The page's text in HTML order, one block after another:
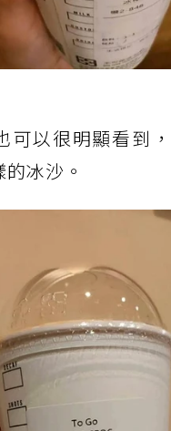
可以很明顯看到
冰沙。